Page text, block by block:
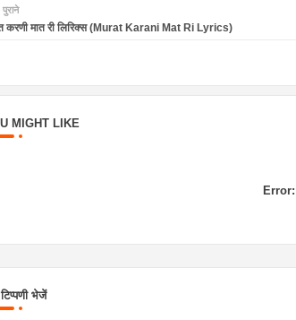
पुराने
करणी मात री लिरिक्स (Murat Karani Mat Ri Lyrics)
MIGHT LIKE
Error:
भेजें